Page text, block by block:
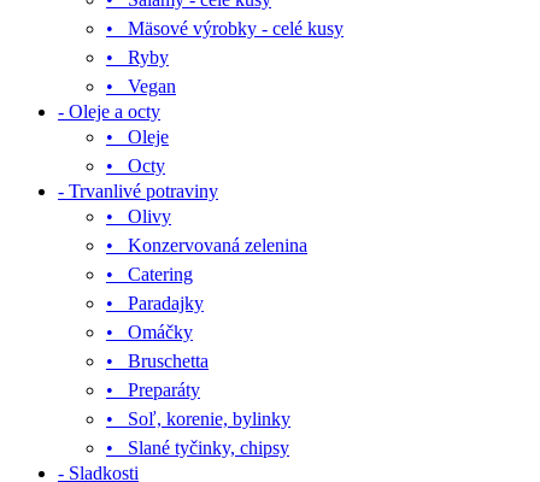
• Mäsové výrobky - celé kusy
• Ryby
• Vegan
- Oleje a octy
• Oleje
• Octy
- Trvanlivé potraviny
• Olivy
• Konzervovaná zelenina
• Catering
• Paradajky
• Omáčky
• Bruschetta
• Preparáty
• Soľ, korenie, bylinky
• Slané tyčinky, chipsy
- Sladkosti